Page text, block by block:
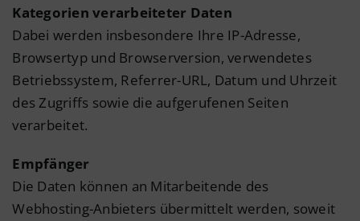
Kategorien verarbeiteter Daten
Dabei werden insbesondere Ihre IP-Adresse,
Browsertyp und Browserversion, verwendetes
Betriebssystem, Referrer-URL, Datum und Uhrzeit
des Zugriffs sowie die aufgerufenen Seiten
verarbeitet.
Empfänger
Die Daten können an Mitarbeitende des
Webhosting-Anbieters übermittelt werden, soweit